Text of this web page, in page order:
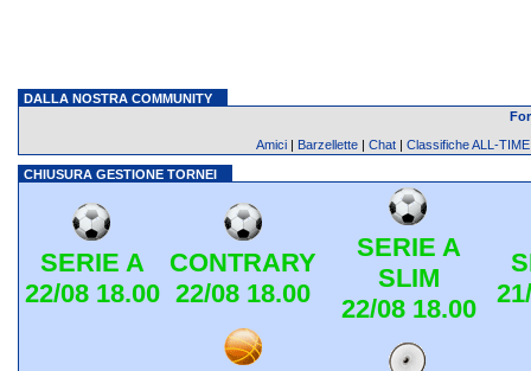
DALLA NOSTRA COMMUNITY
Amici | Barzellette |Chat |Classifiche ALL-TIME
CHIUSURA GESTIONE TORNEI
SERIE A
22/08 18.00
CONTRARY
22/08 18.00
SERIE A
SLIM
22/08 18.00